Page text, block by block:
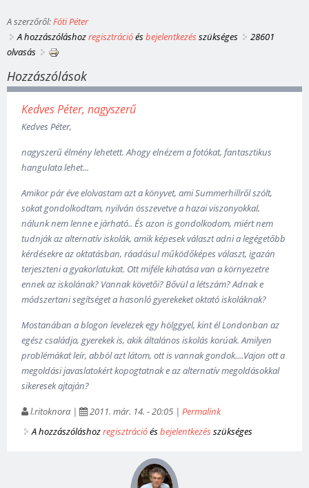
A szerzőről:Fóti Péter
A hozzászóláshozregisztrációésbejelentkezés szükséges
28601
olvasás
Hozzászólások
Kedves Péter, nagyszerű
Kedves Péter,
nagyszerű élmény lehetett. Ahogy elnézem a fotókat, fantasztikus
hangulata lehet...
Amikor pár éve elolvastam azt a könyvet, ami Summerhillről szólt,
sokat gondolkodtam, nyilván összevetve a hazai viszonyokkal,
nálunk nem lenne e járható.. És azon is gondolkodom, miért nem
tudnják az alternatív iskolák, amik képesek választ adni a legégetőbb
kérdésekre az oktatásban, ráadásul működőképes választ, igazán
terjeszteni a gyakorlatukat. Ott miféle kihatása van a környezetre
ennek az iskolának? Vannak követői? Bővül a létszám? Adnak e
módszertani segítséget a hasonló gyerekeket oktató iskoláknak?
Mostanában a blogon levelezek egy hölggyel, kint él Londonban az
egész családja, gyerekek is, akik általános iskolás korúak. Amilyen
problémákat leír, abból azt látom, ott is vannak gondok....Vajon ott a
megoldási javaslatokért kopogtatnak e az alternatív megoldásokkal
sikeresek ajtaján?
l.ritoknora | 2011. már. 14. - 20:05 |Permalink
A hozzászóláshozregisztrációésbejelentkezésszükséges